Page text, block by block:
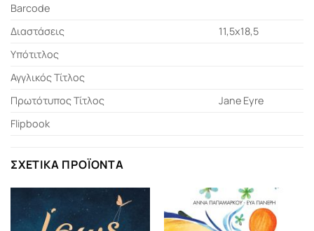
Barcode
Διαστάσεις
11,5x18,5
Υπότιτλος
Αγγλικός Τίτλος
Πρωτότυπος Τίτλος
Jane Eyre
Flipbook
ΣΧΕΤΙΚΆ ΠΡΟΪΌΝΤΑ